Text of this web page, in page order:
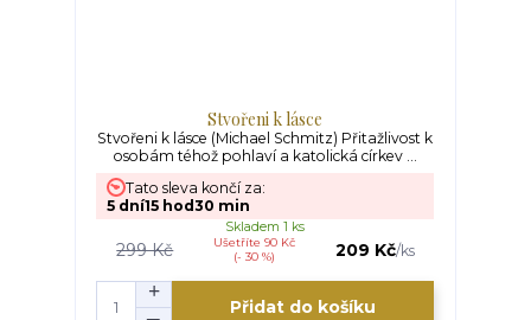
Stvořeni k lásce
Stvořeni k lásce (Michael Schmitz) Přitažlivost k
osobám téhož pohlaví a katolická církev ...
299 Kč
Ušetříte 90 Kč
(- 30 %)
209 Kč/ks
Skladem 1 ks
Tato sleva končí za:
5 dní15 hod30 min
Přidat do košíku